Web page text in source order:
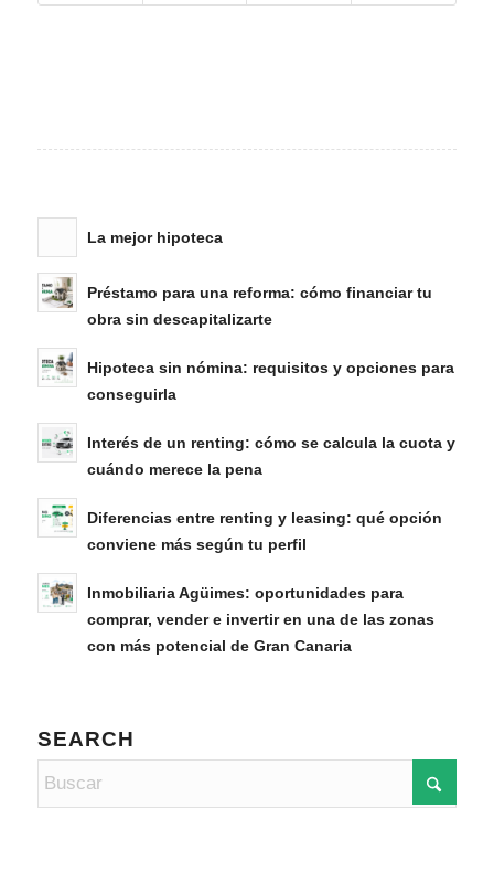
La mejor hipoteca
Préstamo para una reforma: cómo financiar tu
obra sin descapitalizarte
Hipoteca sin nómina: requisitos y opciones para
conseguirla
Interés de un renting: cómo se calcula la cuota y
cuándo merece la pena
Diferencias entre renting y leasing: qué opción
conviene más según tu perfil
Inmobiliaria Agüimes: oportunidades para
comprar, vender e invertir en una de las zonas
con más potencial de Gran Canaria
SEARCH